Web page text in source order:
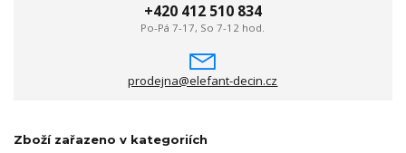
+420 412 510 834
Po-Pá 7-17, So 7-12 hod.
prodejna@elefant-decin.cz
Zboží zařazeno v kategoriích